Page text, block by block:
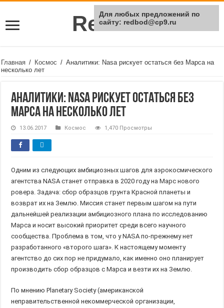
Rei Red
Главная / Космос / Аналитики: Nasa рискует остаться без Марса на
несколько лет
Аналитики: Nasa рискует остаться без
Марса на несколько лет
13.06.2017 Космос 1,470 Просмотры
Одним из следующих амбициозных шагов для аэрокосмического
агентства NASA станет отправка в 2020 году на Марс нового
ровера. Задача: сбор образцов грунта Красной планеты и
возврат их на Землю. Миссия станет первым шагом на пути
дальнейшей реализации амбициозного плана по исследованию
Марса и носит высокий приоритет среди всего научного
сообщества. Проблема в том, что у NASA по-прежнему нет
разработанного «второго шага». К настоящему моменту
агентство до сих пор не придумало, как именно оно планирует
производить сбор образцов с Марса и везти их на Землю.
По мнению Planetary Society (американской
неправительственной некоммерческой организации,
Для любых предложений по
сайту: redbod@cp9.ru